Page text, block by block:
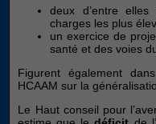
deux d’entre
charges les plus
un exercice de
santé et des voies
Figurent également
HCAAM sur la
Le Haut conseil pour